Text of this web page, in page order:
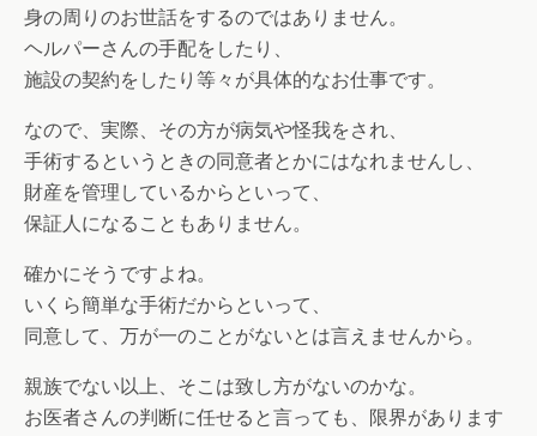
身の周りのお世話をするのではありません。
ヘルパーさんの手配をしたり、
施設の契約をしたり等々が具体的なお仕事です。
なので、実際、その方が病気や怪我をされ、
手術するというときの同意者とかにはなれませんし、
財産を管理しているからといって、
保証人になることもありません。
確かにそうですよね。
いくら簡単な手術だからといって、
同意して、万が一のことがないとは言えませんから。
親族でない以上、そこは致し方がないのかな。
お医者さんの判断に任せると言っても、限界があります